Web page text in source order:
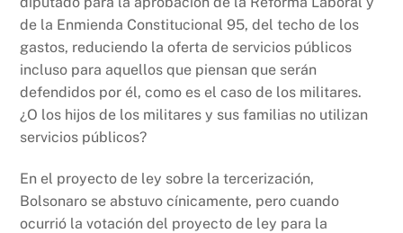
de la Enmienda Constitucional 95, del techo de los
gastos, reduciendo la oferta de servicios públicos
incluso para aquellos que piensan que serán
defendidos por él, como es el caso de los militares.
¿O los hijos de los militares y sus familias no utilizan
servicios públicos?
En el proyecto de ley sobre la tercerización,
Bolsonaro se abstuvo cínicamente, pero cuando
ocurrió la votación del proyecto de ley para la